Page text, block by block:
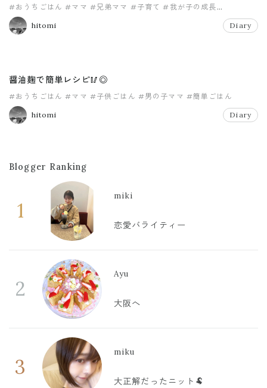
#おうちごはん #ママ #兄弟ママ #子育て #我が子の成長
#男の子ママ
hitomi
Diary
醤油麹で簡単レシピ🥢◎
#おうちごはん #ママ #子供ごはん #男の子ママ #簡単ごはん
hitomi Diary
Blogger Ranking
1
miki
恋愛バライティー
2
Ayu
大阪へ
3
miku
大正解だったニット🐏